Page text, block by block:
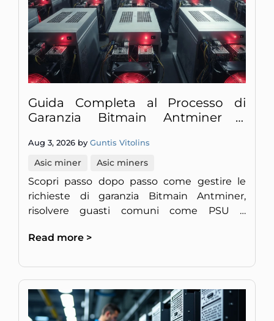
Guida Completa al Processo di
Garanzia Bitmain Antminer e
(Aggiornamento 2026)
Aug 3, 2026 by Guntis Vitolins
Asic miner Asic miners
Scopri passo dopo passo come gestire le
richieste di garanzia Bitmain Antminer,
risolvere guasti comuni come PSU e
invalidare la copertura.
Read more >